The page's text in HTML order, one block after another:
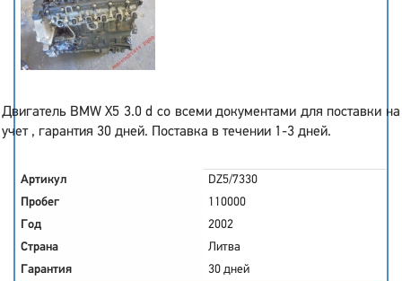
Двигатель BMW X5 3.0 d со всеми документами для поставки на
учет , гарантия 30 дней. Поставка в течении 1-3 дней.
Артикул
DZ5/7330
Пробег
110000
Год
2002
Страна
Литва
Гарантия
30 дней